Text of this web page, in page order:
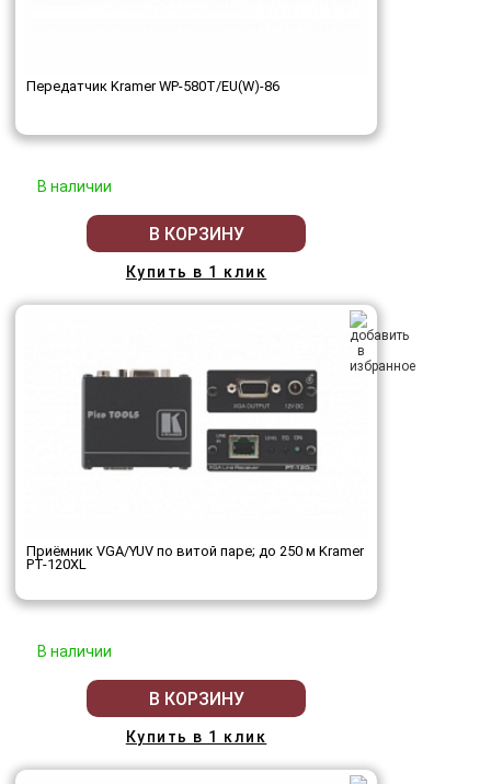
Передатчик Kramer WP-580T/EU(W)-86
В наличии
В КОРЗИНУ
Купить в 1 клик
Приёмник VGA/YUV по витой паре; до 250 м Kramer
PT-120XL
В наличии
В КОРЗИНУ
Купить в 1 клик